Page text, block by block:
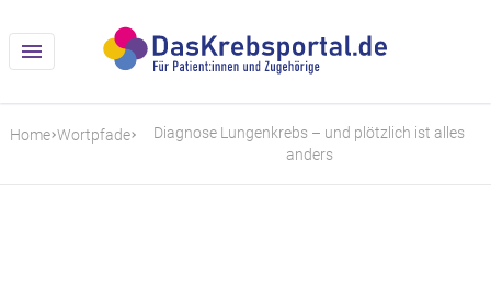
Home Wortpfade
Diagnose Lungenkrebs – und plötzlich ist alles
anders